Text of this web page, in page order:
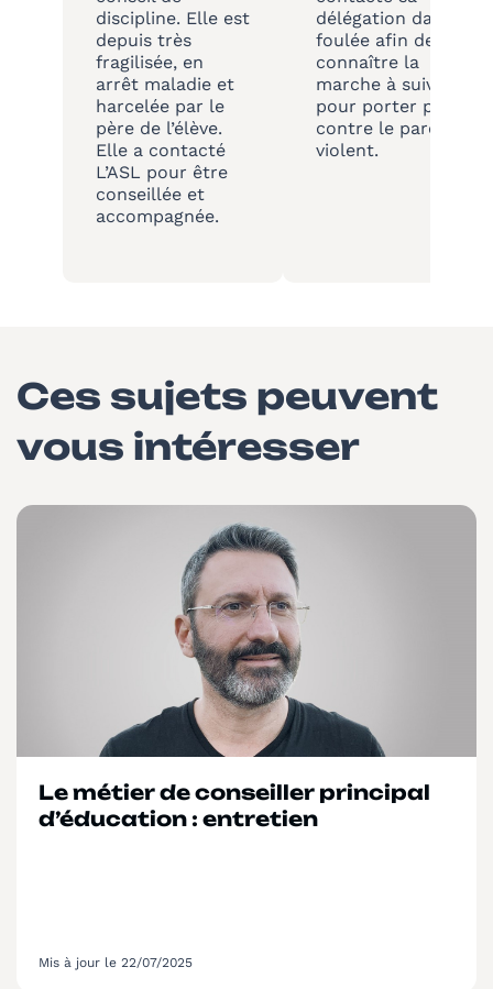
discipline. Elle est
depuis très
fragilisée, en
arrêt maladie et
harcelée par le
père de l’élève.
Elle a contacté
L’ASL pour être
conseillée et
accompagnée.
délégation dans la
foulée afin de
connaître la
marche à suivre
pour porter plainte
contre le parent
violent.
Ces sujets peuvent
vous intéresser
Le métier de conseiller principal
d’éducation : entretien
Mis à jour le 22/07/2025